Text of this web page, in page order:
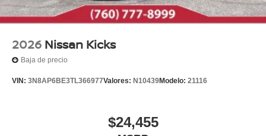
2026 Nissan Kicks
Baja de precio
VIN: 3N8AP6BE3TL366977Valores: N10439Modelo: 21116
$24,455